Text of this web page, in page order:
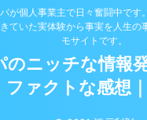
が個人事業主で日々奮闘中です
ていた実体験から事実を人生の
モサイトです。
のニッチな情報
ファクトな感想